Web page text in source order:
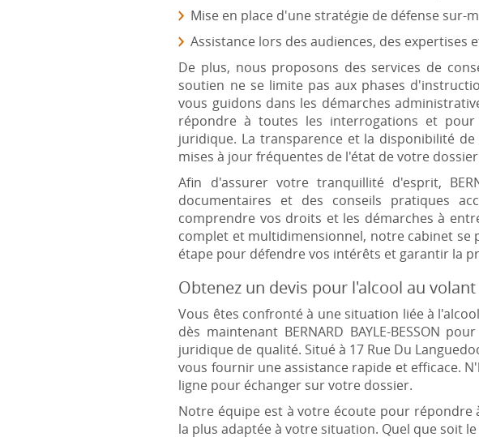
Mise en place d'une stratégie de défense
Assistance lors des audiences, des
De plus, nous proposons des services de
soutien ne se limite pas aux phases
vous guidons dans les démarches
répondre à toutes les interrogations et
juridique. La transparence et la disponibilité
mises à jour fréquentes de l'état de votre
Afin d'assurer votre tranquillité d'esprit,
documentaires et des conseils pratiques
comprendre vos droits et les démarches à
complet et multidimensionnel, notre cabinet
étape pour défendre vos intérêts et garantir la
Obtenez un devis pour l'alcool au
Vous êtes confronté à une situation liée à
dès maintenant BERNARD BAYLE-BESSON
juridique de qualité. Situé à 17 Rue Du
vous fournir une assistance rapide et efficace.
ligne pour échanger sur votre dossier.
Notre équipe est à votre écoute pour
la plus adaptée à votre situation. Quel que soit